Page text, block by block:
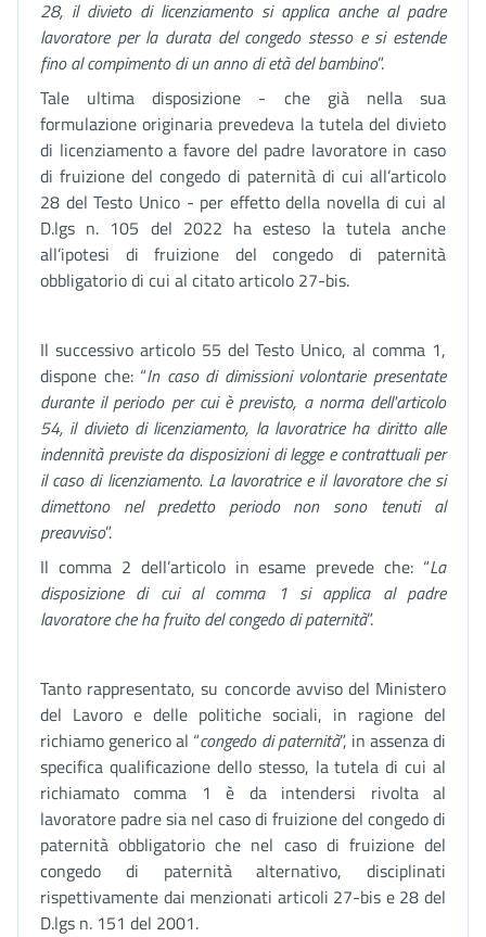
28, il divieto di licenziamento si applica anche al padre
lavoratore per la durata del congedo stesso e si estende
fino al compimento di un anno di età del bambino”.
Tale ultima disposizione - che già nella sua
formulazione originaria prevedeva la tutela del divieto
di licenziamento a favore del padre lavoratore in caso
di fruizione del congedo di paternità di cui all’articolo
28 del Testo Unico - per effetto della novella di cui al
D.lgs n. 105 del 2022 ha esteso la tutela anche
all’ipotesi di fruizione del congedo di paternità
obbligatorio di cui al citato articolo 27-bis.
Il successivo articolo 55 del Testo Unico, al comma 1,
dispone che: “In caso di dimissioni volontarie presentate
durante il periodo per cui è previsto, a norma dell'articolo
54, il divieto di licenziamento, la lavoratrice ha diritto alle
indennità previste da disposizioni di legge e contrattuali per
il caso di licenziamento. La lavoratrice e il lavoratore che si
dimettono nel predetto periodo non sono tenuti al
preavviso”.
Il comma 2 dell’articolo in esame prevede che: “La
disposizione di cui al comma 1 si applica al padre
lavoratore che ha fruito del congedo di paternità”.
Tanto rappresentato, su concorde avviso del Ministero
del Lavoro e delle politiche sociali, in ragione del
richiamo generico al “congedo di paternità”, in assenza di
specifica qualificazione dello stesso, la tutela di cui al
richiamato comma 1 è da intendersi rivolta al
lavoratore padre sia nel caso di fruizione del congedo di
paternità obbligatorio che nel caso di fruizione del
congedo di paternità alternativo, disciplinati
rispettivamente dai menzionati articoli 27-bis e 28 del
D.lgs n. 151 del 2001.